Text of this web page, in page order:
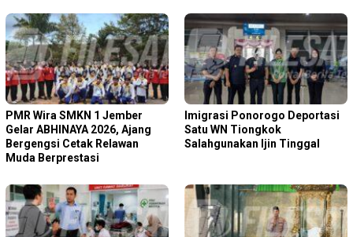
PMR Wira SMKN 1 Jember
Gelar ABHINAYA 2026, Ajang
Bergengsi Cetak Relawan
Muda Berprestasi
Imigrasi Ponorogo Deportasi
Satu WN Tiongkok
Salahgunakan Ijin Tinggal